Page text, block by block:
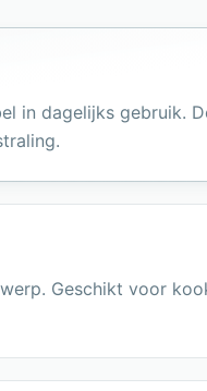
in dagelijks gebruik.
Geschikt voor